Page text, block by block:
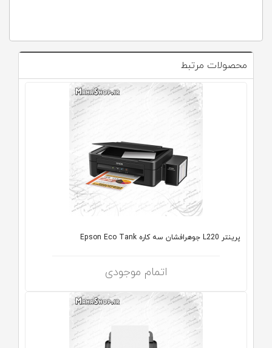
محصولات مرتبط
پرینتر L220 جوهرافشان سه کاره Epson Eco Tank
اتمام موجودی